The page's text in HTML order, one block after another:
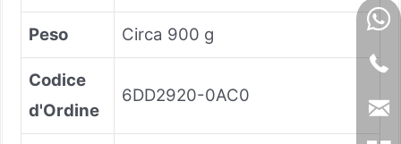
Peso Circa 900 g
Codice
d'Ordine
6DD2920-0AC0